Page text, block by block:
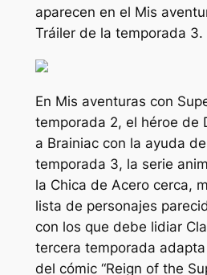
aparecen en el Mis
Tráiler de la temporada 3.
En Mis aventuras con
temporada 2, el héroe de
a Brainiac con la ayuda
temporada 3, la serie
la Chica de Acero cerca,
lista de personajes
con los que debe lidiar
tercera temporada
del cómic “Reign of the